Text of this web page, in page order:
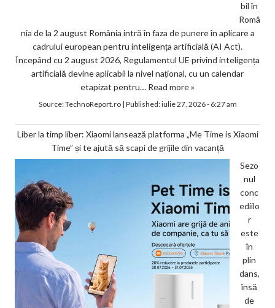
bil în
Româ
nia de la 2 august România intră în faza de punere în aplicare a
cadrului european pentru inteligența artificială (AI Act).
Începând cu 2 august 2026, Regulamentul UE privind inteligența
artificială devine aplicabil la nivel național, cu un calendar
etapizat pentru… Read more »
Source:TechnoReport.ro| Published:iulie 27, 2026 - 6:27 am
Liber la timp liber: Xiaomi lansează platforma „Me Time is Xiaomi
Time” și te ajută să scapi de grijile din vacanță
Sezo
nul
conc
ediilo
r
este
în
plin
dans,
însă
de